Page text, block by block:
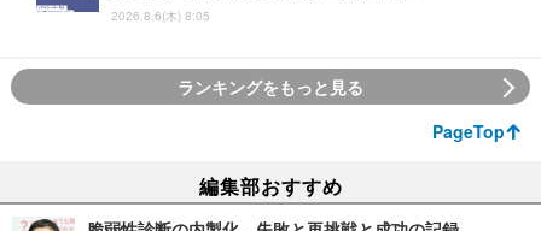
2026.8.6(木) 8:05
ランキングをもっと見る
PageTop
編集部おすすめ